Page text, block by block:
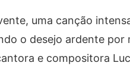
uma canção
o desejo ardente por
e compositora